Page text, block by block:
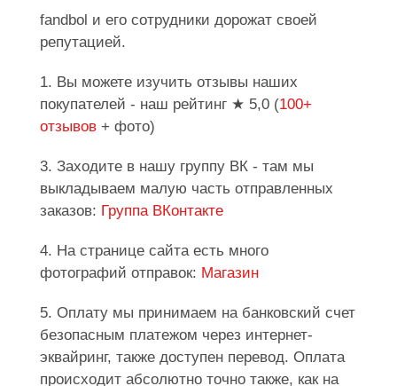
fandbol и его сотрудники дорожат своей
репутацией.
1. Вы можете изучить отзывы наших
покупателей - наш рейтинг ★ 5,0 (100+
отзывов + фото)
3. Заходите в нашу группу ВК - там мы
выкладываем малую часть отправленных
заказов: Группа ВКонтакте
4. На странице сайта есть много
фотографий отправок: Магазин
5. Оплату мы принимаем на банковский счет
безопасным платежом через интернет-
эквайринг, также доступен перевод. Оплата
происходит абсолютно точно также, как на